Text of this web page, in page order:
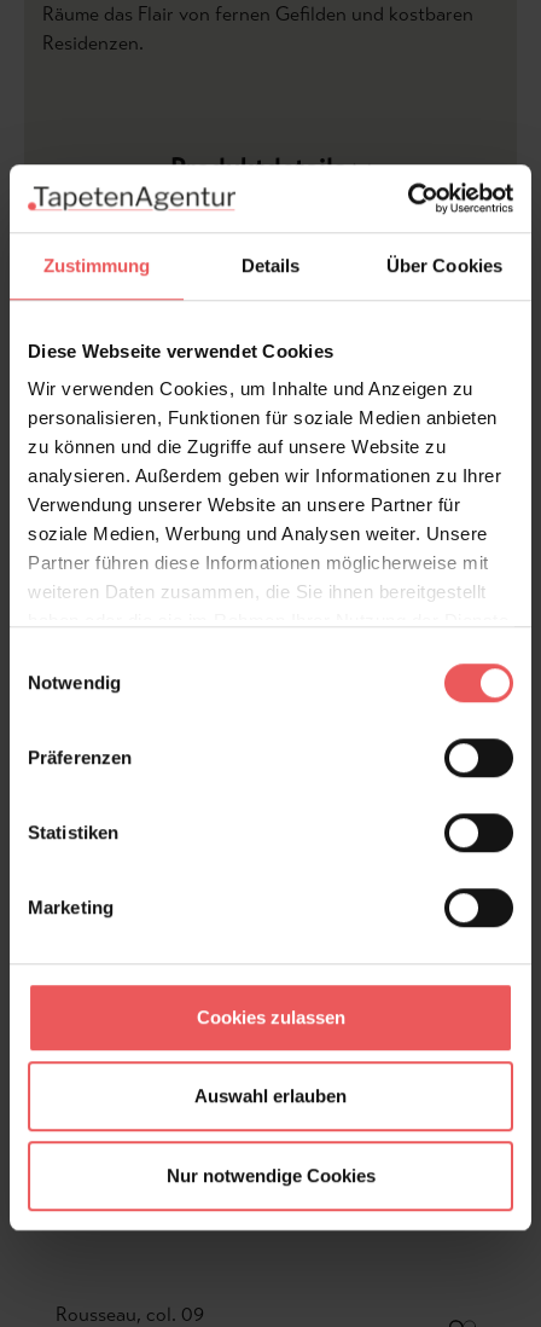
Zustimmung Details Über Cookies
Diese Webseite verwendet Cookies
Wir verwenden Cookies, um Inhalte und Anzeigen zu
personalisieren, Funktionen für soziale Medien anbieten
zu können und die Zugriffe auf unsere Website zu
analysieren. Außerdem geben wir Informationen zu Ihrer
Verwendung unserer Website an unsere Partner für
soziale Medien, Werbung und Analysen weiter. Unsere
Partner führen diese Informationen möglicherweise mit
weiteren Daten zusammen, die Sie ihnen bereitgestellt
Notwendig
Präferenzen
Statistiken
Marketing
Cookies zulassen
Auswahl erlauben
Nur notwendige Cookies
Räume das Flair von fernen Gefilden und kostbaren
Residenzen.
Produktdetails
Versand & Zahlung
Bewertungen
Sie haben Fragen zum Produkt?
Frage stellen
+49 (0)221 932 81 82
Rousseau, col. 09